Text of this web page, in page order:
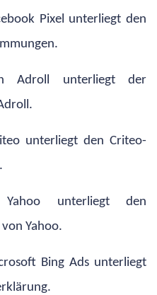
Pixel unterliegt den
Adroll unterliegt der
unterliegt den Criteo-
unterliegt den
Yahoo.
Bing Ads unterliegt